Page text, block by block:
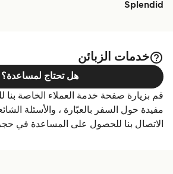
Splendid
خدمات الزبائن
قم بزيارة صفحة خدمة العملاء الخاصة بنا
مفيدة حول السفر بالعبّارة ، والأسئلة
الاتصال بنا للحصول على المساعدة في
هل تحتاج لمساعدة؟